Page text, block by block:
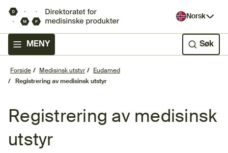
Norsk
MENY Søk
Forside Medisinsk utstyr
Eudamed
Registrering av medisinsk utstyr
Registrering av medisinsk
utstyr